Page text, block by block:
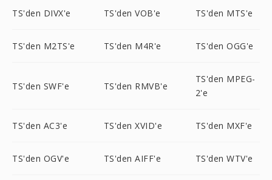
TS'den DIVX'e TS'den VOB'e TS'den MTS'e
TS'den M2TS'e TS'den M4R'e TS'den OGG'e
TS'den SWF'e TS'den RMVB'e
TS'den MPEG-
2'e
TS'den AC3'e TS'den XVID'e TS'den MXF'e
TS'den OGV'e TS'den AIFF'e TS'den WTV'e